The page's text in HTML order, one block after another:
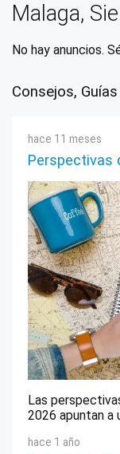
Malaga,
No hay anuncios.
Consejos,
hace 11 meses
Perspectivas
Las
2026 apuntan a
hace 1 año